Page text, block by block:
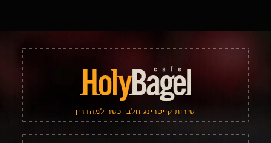
שירות קייטרינג חלבי כשר למהדרין